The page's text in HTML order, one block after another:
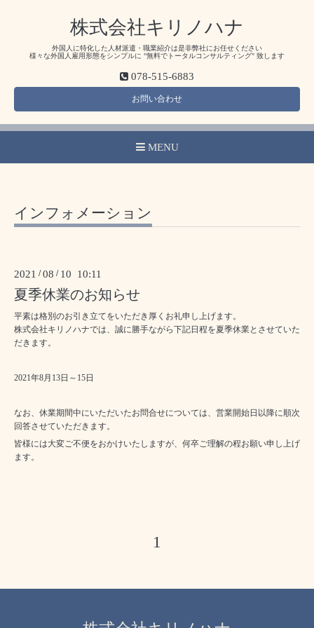
株式会社キリノハナ
外国人に特化した人材派遣・職業紹介は是非弊社にお任せください
様々な外国人雇用形態をシンプルに ”無料でトータルコンサルティング" 致します
078-515-6883
お問い合わせ
MENU
インフォメーション
2021 /08 / 10 10:11
夏季休業のお知らせ
平素は格別のお引き立てをいただき厚くお礼申し上げます。
株式会社キリノハナでは、誠に勝手ながら下記日程を夏季休業とさせていた
だきます。
2021年8月13日～15日
なお、休業期間中にいただいたお問合せについては、営業開始日以降に順次
回答させていただきます。
皆様には大変ご不便をおかけいたしますが、何卒ご理解の程お願い申し上げ
ます。
1